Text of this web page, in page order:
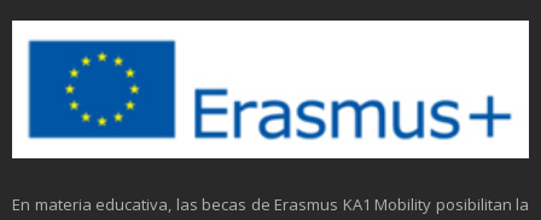
En materia educativa, las becas de Erasmus KA1 Mobility posibilitan la